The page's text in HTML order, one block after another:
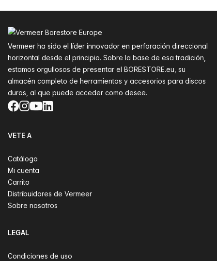
Vermeer ha sido el líder innovador en perforación direccional
horizontal desde el principio. Sobre la base de esa tradición,
estamos orgullosos de presentar el BORESTORE.eu, su
almacén completo de herramientas y accesorios para discos
duros, al que puede acceder como desee.
Facebook
Instagram
YouTube
LinkedIn
VETE A
Catálogo
Mi cuenta
Carrito
Distribuidores de Vermeer
Sobre nosotros
LEGAL
Condiciones de uso